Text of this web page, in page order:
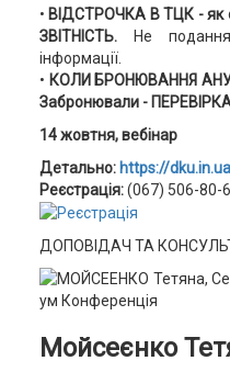
• ВІДСТРОЧКА В ТЦК - як
ЗВІТНІСТЬ.
Не
інформації.
• КОЛИ БРОНЮВАННЯ
Забронювали -
14 жовтня, вебінар
Детально: https://
Реєстрація:(067) 506-80-
ДОПОВІДАЧ ТА
Мойсеєнко